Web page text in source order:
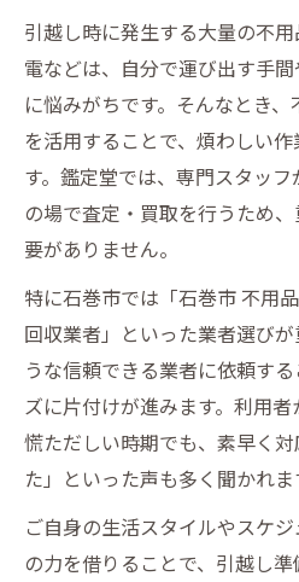
引越し時に発生する大量の不
電などは、自分で運び出す手
に悩みがちです。そんなとき
を活用することで、煩わしい
す。鑑定堂では、専門スタッ
の場で査定・買取を行うため
要がありません。
特に石巻市では「石巻市 不用
回収業者」といった業者選び
うな信頼できる業者に依頼す
ズに片付けが進みます。利用
慌ただしい時期でも、素早く
た」といった声も多く聞かれま
ご自身の生活スタイルやスケ
の力を借りることで、引越し